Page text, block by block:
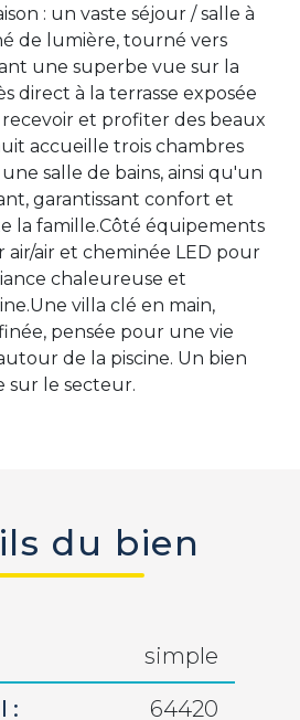
: un vaste séjour / salle à
de lumière, tourné vers
une superbe vue sur la
direct à la terrasse exposée
et profiter des beaux
accueille trois chambres
salle de bains, ainsi qu'un
garantissant confort et
la famille.Côté équipements
air/air et cheminée LED pour
chaleureuse et
villa clé en main,
pensée pour une vie
de la piscine. Un bien
sur le secteur.
du bien
simple
:
64420